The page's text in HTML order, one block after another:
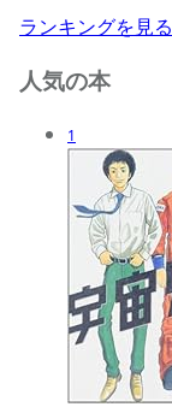
ランキングを見る
人気の本
1